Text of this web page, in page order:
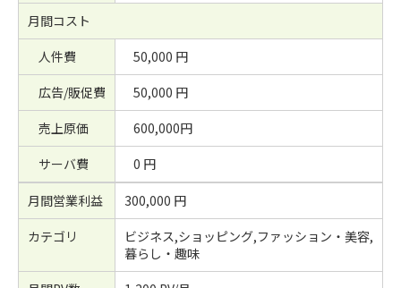
月間コスト
人件費
50,000 円
広告/販促費
50,000 円
売上原価
600,000円
サーバ費
0 円
月間営業利益
300,000 円
カテゴリ
ビジネス,ショッピング,ファッション・美容,
暮らし・趣味